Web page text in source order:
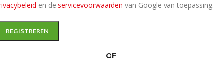
en de servicevoorwaarden van Google van toepassing.
REGISTREREN
OF